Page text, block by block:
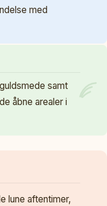
med
samt
åbne arealer i
lune aftentimer,